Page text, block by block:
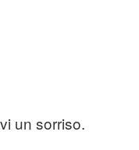
un sorriso.